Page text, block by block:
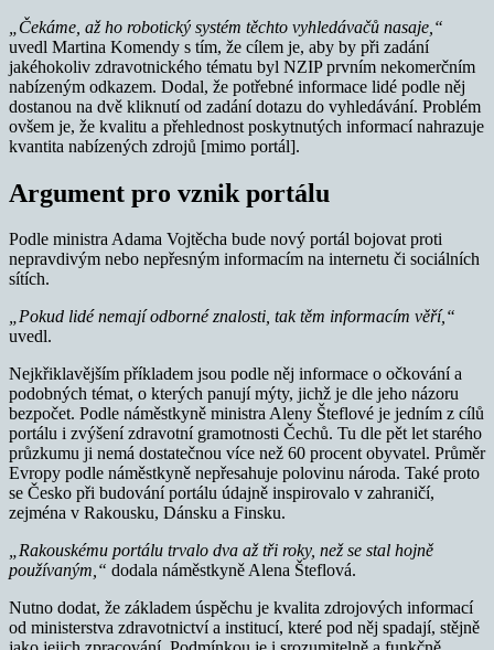
„Čekáme, až ho robotický systém těchto vyhledávačů nasaje,“
uvedl Martina Komendy s tím, že cílem je, aby by při zadání
jakéhokoliv zdravotnického tématu byl NZIP prvním nekomerčním
nabízeným odkazem. Dodal, že potřebné informace lidé podle něj
dostanou na dvě kliknutí od zadání dotazu do vyhledávání. Problém
ovšem je, že kvalitu a přehlednost poskytnutých informací nahrazuje
kvantita nabízených zdrojů [mimo portál].
Argument pro vznik portálu
Podle ministra Adama Vojtěcha bude nový portál bojovat proti
nepravdivým nebo nepřesným informacím na internetu či sociálních
sítích.
„Pokud lidé nemají odborné znalosti, tak těm informacím věří,“
uvedl.
Nejkřiklavějším příkladem jsou podle něj informace o očkování a
podobných témat, o kterých panují mýty, jichž je dle jeho názoru
bezpočet. Podle náměstkyně ministra Aleny Šteflové je jedním z cílů
portálu i zvýšení zdravotní gramotnosti Čechů. Tu dle pět let starého
průzkumu ji nemá dostatečnou více než 60 procent obyvatel. Průměr
Evropy podle náměstkyně nepřesahuje polovinu národa. Také proto
se Česko při budování portálu údajně inspirovalo v zahraničí,
zejména v Rakousku, Dánsku a Finsku.
„Rakouskému portálu trvalo dva až tři roky, než se stal hojně
používaným,“ dodala náměstkyně Alena Šteflová.
Nutno dodat, že základem úspěchu je kvalita zdrojových informací
od ministerstva zdravotnictví a institucí, které pod něj spadají, stějně